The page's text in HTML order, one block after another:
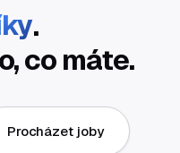
.
co máte.
Procházet joby